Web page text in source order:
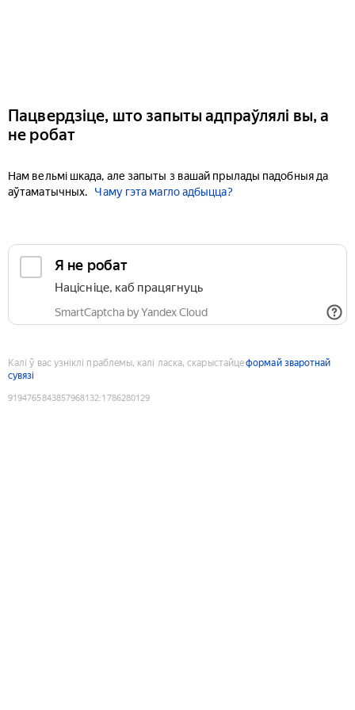
Пацвердзіце, што запыты адпраўлялі вы, а
не робат
Нам вельмі шкада, але запыты з вашай прылады падобныя да
аўтаматычных.
Чаму гэта магло адбыцца?
Я не робат
Націсніце, каб працягнуць
SmartCaptcha by Yandex Cloud
Калі ў вас узніклі праблемы, калі ласка, скарыстайцеформай зваротнай
сувязі
9194765843857968132:1786280129